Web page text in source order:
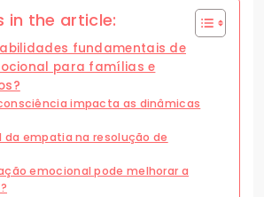
in the article:
fundamentais de
para famílias e
impacta as dinâmicas
da empatia na resolução de
emocional pode melhorar a